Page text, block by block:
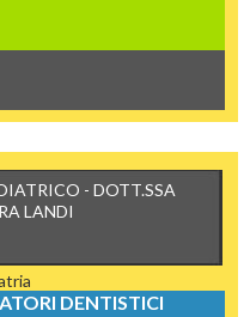
- DOTT.SSA
LANDI
DENTISTICI